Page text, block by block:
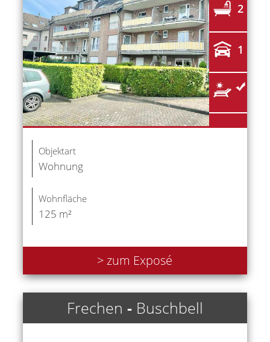
2
1
Objektart
Wohnung
Wohnfläche
125 m²
> zum Exposé
Frechen - Buschbell